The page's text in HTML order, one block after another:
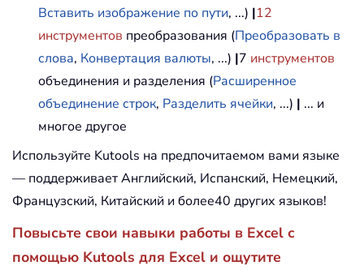
Вставить изображение по пути, ...) |12
инструментов преобразования (Преобразовать в
слова, Конвертация валюты, ...) |7 инструментов
объединения и разделения (Расширенное
объединение строк, Разделить ячейки, ...) | ... и
многое другое
Используйте Kutools на предпочитаемом вами языке
— поддерживает Английский, Испанский, Немецкий,
Французский, Китайский и более40 других языков!
Повысьте свои навыки работы в Excel с
помощью Kutools для Excel и ощутите